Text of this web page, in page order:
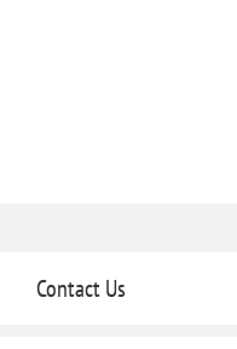
Contact Us